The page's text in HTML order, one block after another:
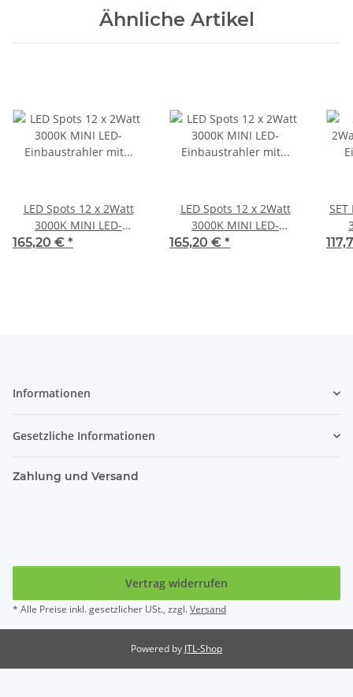
Ähnliche Artikel
LED Spots 12 x 2Watt
3000K MINI LED-
Einbaustrahler mit Wifi
165,20 € *
LED Spots 12 x 2Watt
3000K MINI LED-
Einbaustrahler mit Wifi
165,20 € *
Informationen
Gesetzliche Informationen
Zahlung und Versand
Vertrag widerrufen
* Alle Preise inkl. gesetzlicher USt., zzgl.Versand
Powered by JTL-Shop